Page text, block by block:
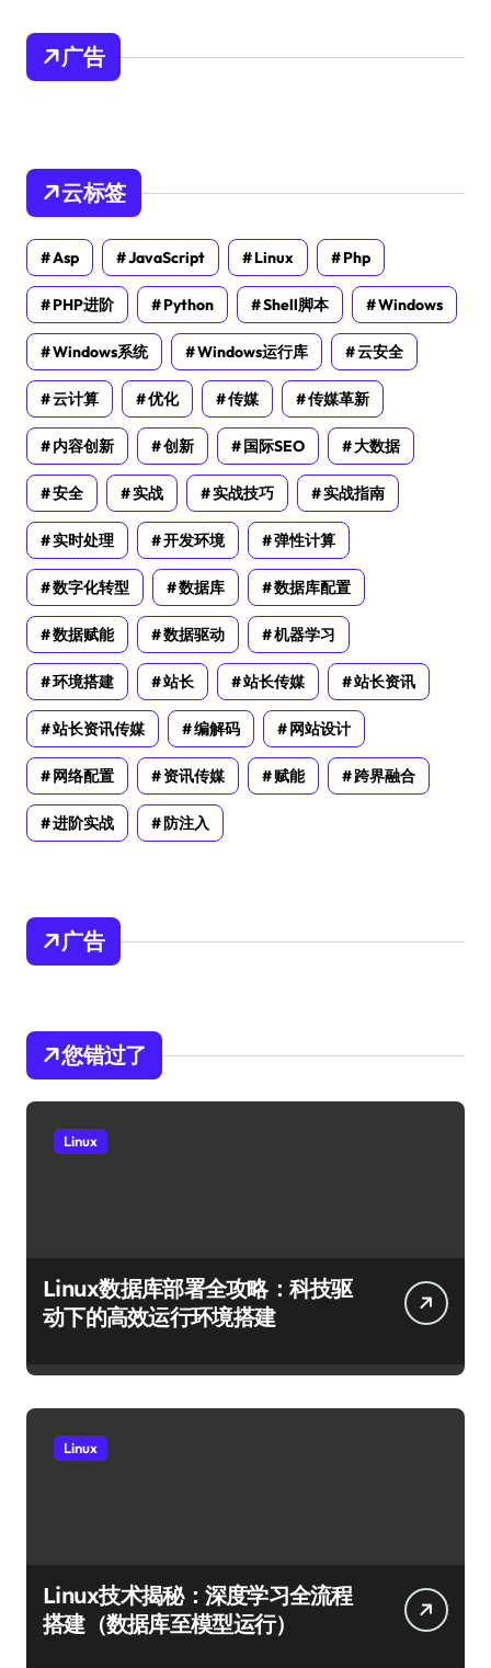
广告
云标签
Asp JavaScript Linux Php
PHP进阶 Python Shell脚本 Windows
Windows系统 Windows运行库 云安全
云计算 优化 传媒 传媒革新
内容创新 创新 国际SEO 大数据
安全 实战 实战技巧 实战指南
实时处理 开发环境 弹性计算
数字化转型 数据库 数据库配置
数据赋能 数据驱动 机器学习
环境搭建 站长 站长传媒 站长资讯
站长资讯传媒 编解码 网站设计
网络配置 资讯传媒 赋能 跨界融合
进阶实战 防注入
广告
您错过了
Linux
Linux数据库部署全攻略：科技驱
动下的高效运行环境搭建
Linux
Linux技术揭秘：深度学习全流程
搭建（数据库至模型运行）